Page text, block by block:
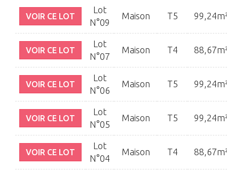
VOIR CE LOT
Lot
N°09
Maison T5
VOIR CE LOT
Lot
N°07
Maison T4
VOIR CE LOT
Lot
N°06
Maison T5
VOIR CE LOT
Lot
N°05
Maison T5
VOIR CE LOT
Lot
N°04
Maison T4